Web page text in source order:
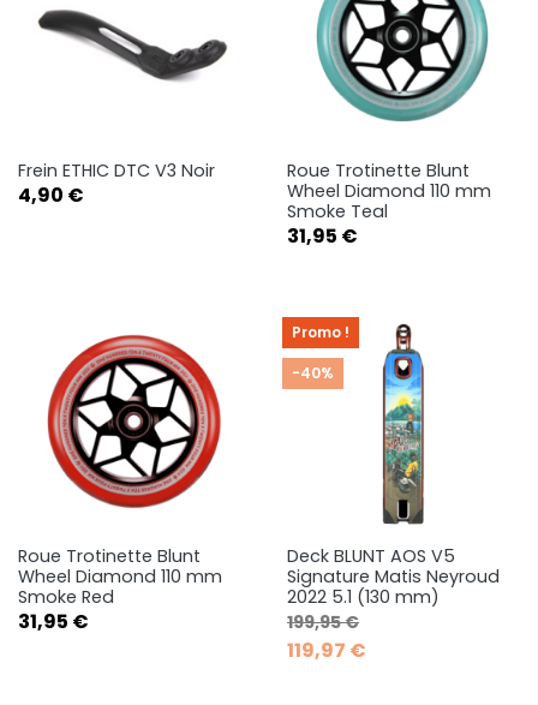
Frein ETHIC DTC V3 Noir
Prix
4,90 €
Roue Trotinette Blunt
Wheel Diamond 110 mm
Smoke Teal
Prix
31,95 €
Roue Trotinette Blunt
Wheel Diamond 110 mm
Smoke Red
Prix
31,95 €
Deck BLUNT AOS V5
Signature Matis Neyroud
2022 5.1 (130 mm)
Prix de base
199,95 €Prix
119,97 €
Promo !
-40%